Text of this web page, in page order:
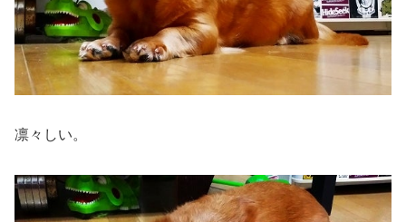
凛々しい。